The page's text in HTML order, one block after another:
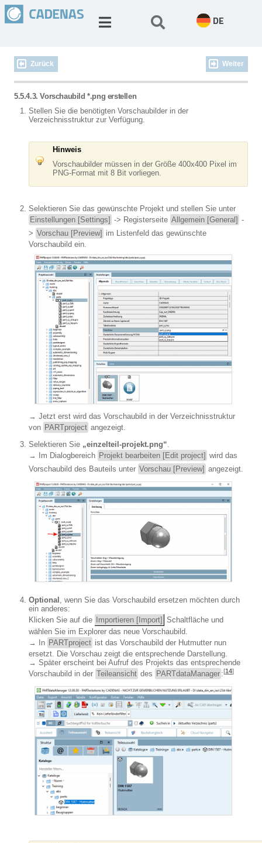
DE
Zurück Weiter
5.5.4.3. Vorschaubild *.png erstellen
Stellen Sie die benötigten Vorschaubilder in der
Verzeichnisstruktur zur Verfügung.
Hinweis
Vorschaubilder müssen in der Größe 400x400 Pixel im
PNG-Format mit 8 Bit vorliegen.
Selektieren Sie das gewünschte Projekt und stellen Sie unter
Einstellungen [Settings] -> Registerseite Allgemein [General] -
> Vorschau [Preview] im Listenfeld das gewünschte
Vorschaubild ein.
→ Jetzt erst wird das Vorschaubild in der Verzeichnisstruktur
von PARTproject angezeigt.
Selektieren Sie „einzelteil-projekt.png“
→ Im Dialogbereich Projekt bearbeiten [Edit project] wird das
Vorschaubild des Bauteils unter Vorschau [Preview] angezeigt.
Optional , wenn Sie das Vorschaubild ersetzen möchten durch
ein anderes:
Klicken Sie auf die
Importieren [Import] Schaltfläche und
wählen Sie im Explorer das neue Vorschaubild.
→ In PARTproject ist das Vorschaubild der Hutmutter nun
ersetzt. Die Vorschau zeigt die entsprechende Darstellung.
→ Später erscheint bei Aufruf des Projekts das entsprechende
Vorschaubild in der Teileansicht des PARTdataManager :[14]